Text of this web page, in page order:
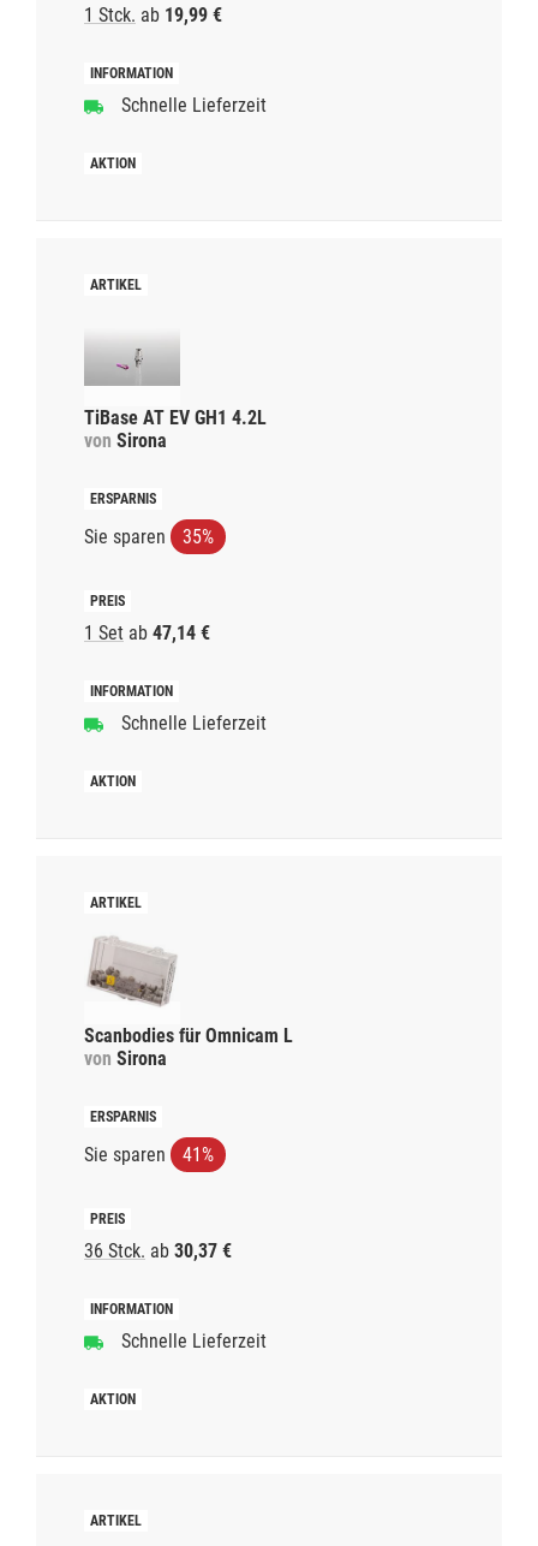
1 Stck. ab 19,99 €
Schnelle Lieferzeit
TiBase AT EV GH1 4.2L
von Sirona
Sie sparen 35%
1 Set ab 47,14 €
Schnelle Lieferzeit
Scanbodies für Omnicam L
von Sirona
Sie sparen 41%
36 Stck. ab 30,37 €
Schnelle Lieferzeit